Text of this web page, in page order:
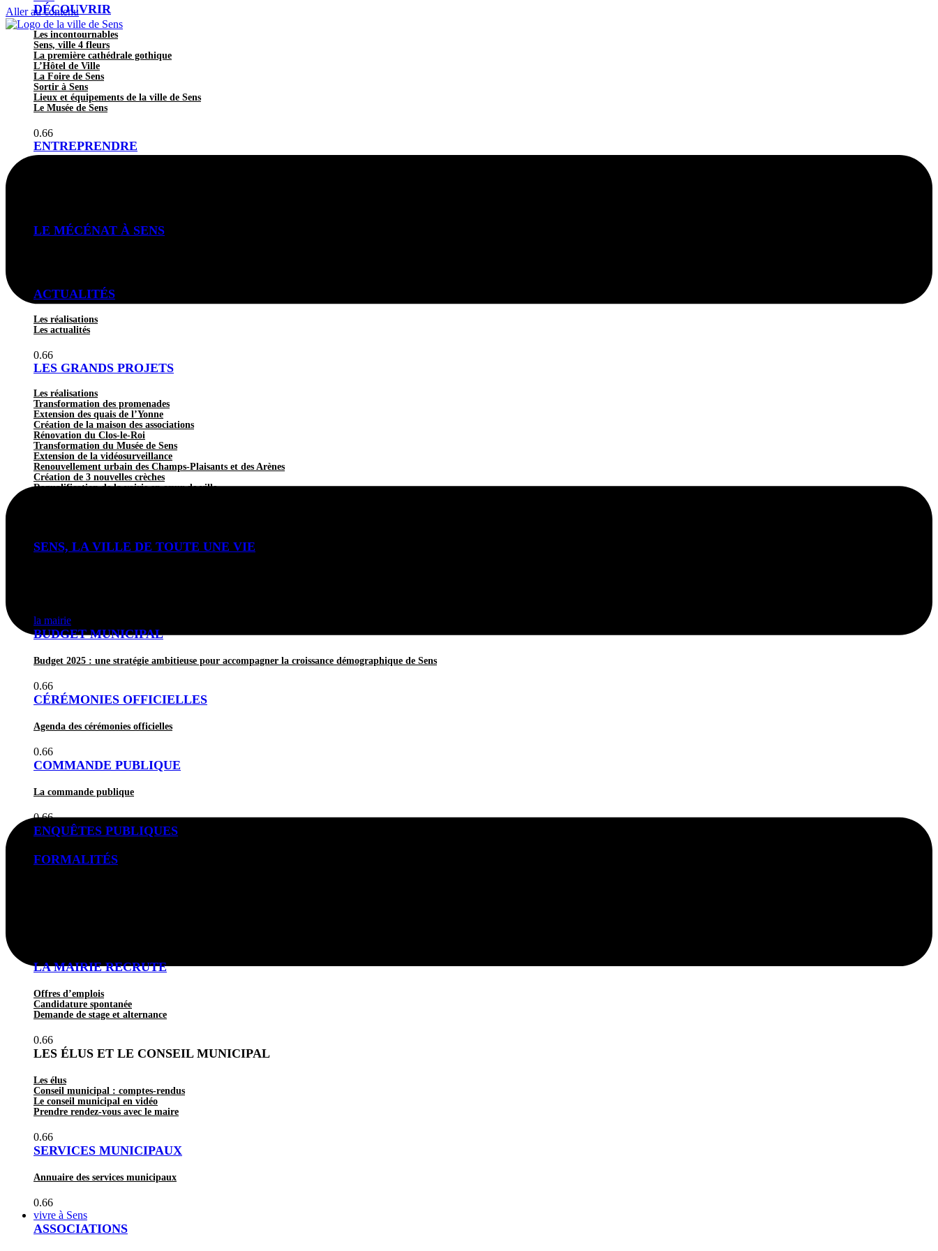
Aller au contenu
DÉCOUVRIR
Les incontournables
Sens, ville 4 fleurs
La première cathédrale gothique
L’Hôtel de Ville
La Foire de Sens
Sortir à Sens
Lieux et équipements de la ville de Sens
Le Musée de Sens
ENTREPRENDRE
LE MÉCÉNAT À SENS
ACTUALITÉS
Les réalisations
Les actualités
LES GRANDS PROJETS
Les réalisations
Transformation des promenades
Extension des quais de l’Yonne
Création de la maison des associations
Rénovation du Clos-le-Roi
Transformation du Musée de Sens
Extension de la vidéosurveillance
Renouvellement urbain des Champs-Plaisants et des Arènes
Création de 3 nouvelles crèches
Requalification de la voirie en cœur de ville
SENS, LA VILLE DE TOUTE UNE VIE
la mairie
BUDGET MUNICIPAL
Budget 2025 : une stratégie ambitieuse pour accompagner la croissance démographique de Sens
CÉRÉMONIES OFFICIELLES
Agenda des cérémonies officielles
COMMANDE PUBLIQUE
La commande publique
ENQUÊTES PUBLIQUES
FORMALITÉS
LA MAIRIE RECRUTE
Offres d’emplois
Candidature spontanée
Demande de stage et alternance
LES ÉLUS ET LE CONSEIL MUNICIPAL
Les élus
Conseil municipal : comptes-rendus
Le conseil municipal en vidéo
Prendre rendez-vous avec le maire
SERVICES MUNICIPAUX
Annuaire des services municipaux
vivre à Sens
ASSOCIATIONS